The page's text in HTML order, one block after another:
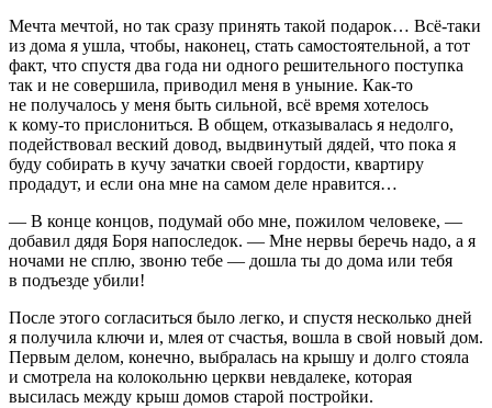
Мечта мечтой, но так сразу принять такой подарок… Всё-таки
из дома я ушла, чтобы, наконец, стать самостоятельной, а тот
факт, что спустя два года ни одного решительного поступка
так и не совершила, приводил меня в уныние. Как-то
не получалось у меня быть сильной, всё время хотелось
к кому-то прислониться. В общем, отказывалась я недолго,
подействовал веский довод, выдвинутый дядей, что пока я
буду собирать в кучу зачатки своей гордости, квартиру
продадут, и если она мне на самом деле нравится…
— В конце концов, подумай обо мне, пожилом человеке, —
добавил дядя Боря напоследок. — Мне нервы беречь надо, а я
ночами не сплю, звоню тебе — дошла ты до дома или тебя
в подъезде убили!
После этого согласиться было легко, и спустя несколько дней
я получила ключи и, млея от счастья, вошла в свой новый дом.
Первым делом, конечно, выбралась на крышу и долго стояла
и смотрела на колокольню церкви невдалеке, которая
высилась между крыш домов старой постройки.